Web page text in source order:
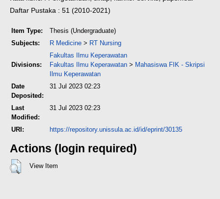
Daftar Pustaka : 51 (2010-2021)
Item Type:
Thesis (Undergraduate)
Subjects:
R Medicine > RT Nursing
Divisions:
Fakultas Ilmu Keperawatan
Fakultas Ilmu Keperawatan > Mahasiswa FIK - Skripsi
Ilmu Keperawatan
Date
Deposited:
31 Jul 2023 02:23
Last
Modified:
31 Jul 2023 02:23
URI: https://repository.unissula.ac.id/id/eprint/30135
Actions (login required)
View Item